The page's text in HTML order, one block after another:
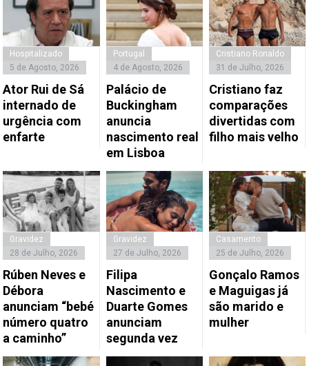
Hospitalizado
5 de Agosto, 2026
Ator Rui de Sá
internado de
urgência com
enfarte
Portugal
4 de Agosto, 2026
Palácio de
Buckingham
anuncia
nascimento real
em Lisboa
Cristiano Ronaldo
31 de Julho, 2026
Cristiano faz
comparações
divertidas com
filho mais velho
Gravidez
28 de Julho, 2026
Rúben Neves e
Débora
anunciam “bebé
número quatro
a caminho”
Gravidez
27 de Julho, 2026
Filipa
Nascimento e
Duarte Gomes
anunciam
segunda vez
Casamento
25 de Julho, 2026
Gonçalo Ramos
e Maguigas já
são marido e
mulher